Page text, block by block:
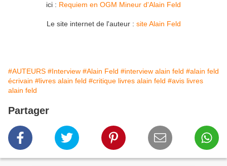
ici : Requiem en OGM Mineur d'Alain Feld
Le site internet de l'auteur : site Alain Feld
#AUTEURS #Interview #Alain Feld #interview alain feld #alain feld
écrivain #livres alain feld #critique livres alain feld #avis livres
alain feld
Partager